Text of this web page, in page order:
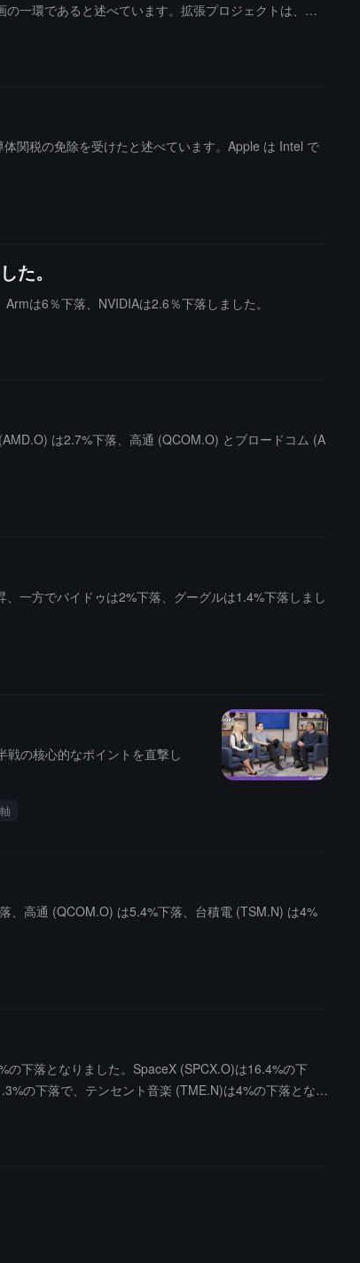
一環であると述べています。拡張プロジェクトは、フ
クノロジー企業のためにチップを製造しており、同社
関税の免除を受けたと述べています。Apple は Intel で
た。
は6％下落、NVIDIAは2.6％下落しました。
は2.7%下落、高通 (QCOM.O) とブロードコム (A
一方でバイドゥは2%下落、グーグルは1.4%下落しまし
の核心的なポイントを直撃し
、高通 (QCOM.O) は5.4%下落、台積電 (TSM.N) は4%
下落となりました。SpaceX (SPCX.O)は16.4%の下
の下落で、テンセント音楽 (TME.N)は4%の下落となり